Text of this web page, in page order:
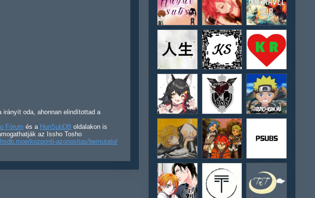
oda, ahonnan elindítottad a
Fórum és a HunSubDB oldalakon is
az Issho Tosho
kozponti-azonositas/bemutato/